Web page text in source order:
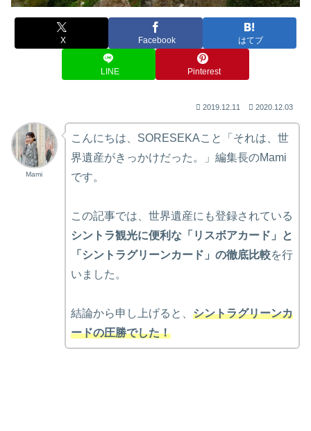
X Facebook はてブ
LINE Pinterest
2019.12.11 2020.12.03
Mami
こんにちは、SORESEKAこと「それは、世
界遺産がきっかけだった。」編集長のMami
です。
この記事では、世界遺産にも登録されている
シントラ観光に便利な「リスボアカード」と
「シントラグリーンカード」の徹底比較を行
いました。
結論から申し上げると、 シントラグリーンカ
ードの圧勝でした！